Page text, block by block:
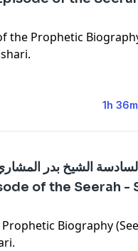
the Prophetic
1h
Biography